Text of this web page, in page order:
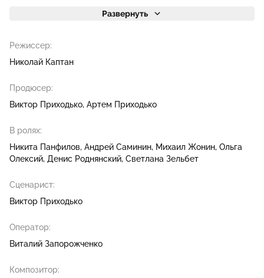
Развернуть
Режиссер:
Николай Каптан
Продюсер:
Виктор Приходько Артем Приходько
В ролях:
Никита Панфилов Андрей Саминин Михаил Жонин Ольга
Олексий Денис Роднянский Светлана Зельбет
Сценарист:
Виктор Приходько
Оператор:
Виталий Запорожченко
Композитор: